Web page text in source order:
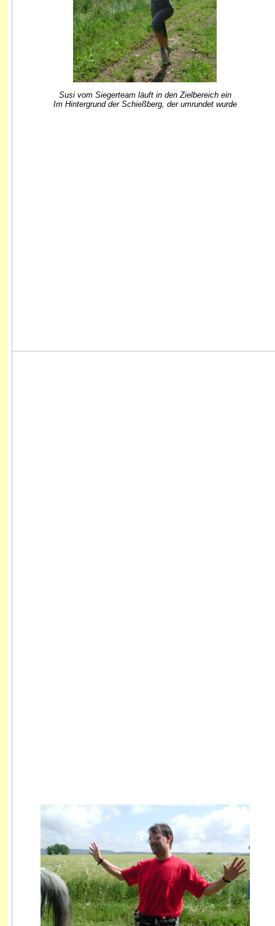
Susi vom Siegerteam läuft in den Zielbereich ein
Im Hintergrund der Schießberg, der umrundet wurde